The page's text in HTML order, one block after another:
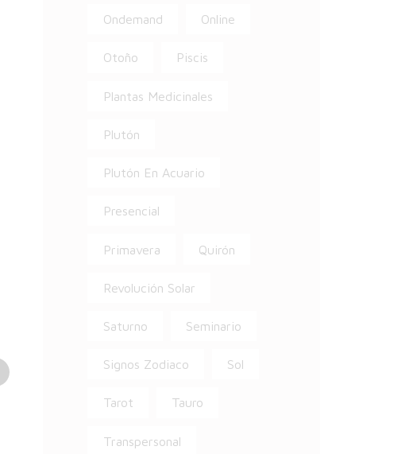
Ondemand Online
Otoño Piscis
Plantas Medicinales
Plutón
Plutón En Acuario
Presencial
Primavera Quirón
Revolución Solar
Saturno Seminario
Signos Zodiaco Sol
Tarot Tauro
Transpersonal